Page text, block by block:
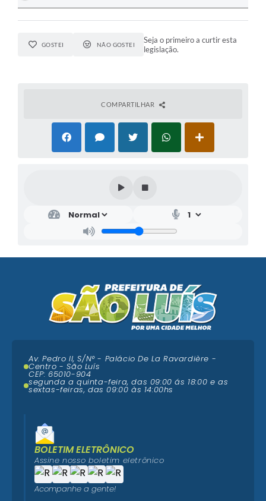
GOSTEI NÃO GOSTEI
Seja o primeiro a curtir esta
legislação.
COMPARTILHAR
Av. Pedro II, S/N° - Palácio De La Ravardière -
Centro - São Luís
CEP: 65010-904
segunda a quinta-feira, das 09:00 ás 18:00 e as
sextas-feiras, das 09:00 às 14:00hs
BOLETIM ELETRÔNICO
Assine nosso boletim eletrônico
Acompanhe a gente!